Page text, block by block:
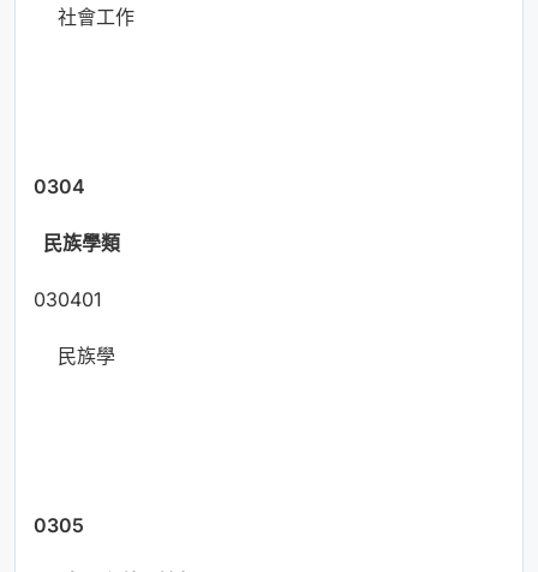
社會工作
0304
民族學類
030401
民族學
0305